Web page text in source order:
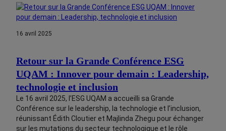
16 avril 2025
Retour sur la Grande Conférence ESG
UQAM : Innover pour demain : Leadership,
technologie et inclusion
Le 16 avril 2025, l’ESG UQAM a accueilli sa Grande
Conférence sur le leadership, la technologie et l’inclusion,
réunissant Édith Cloutier et Majlinda Zhegu pour échanger
sur les mutations du secteur technologique et le rôle